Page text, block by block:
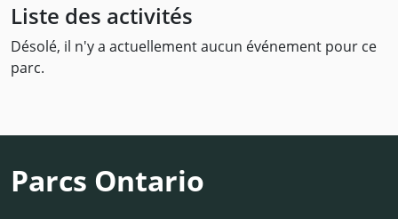
Liste des activités
Désolé, il n'y a actuellement aucun événement pour ce
parc.
Parcs Ontario